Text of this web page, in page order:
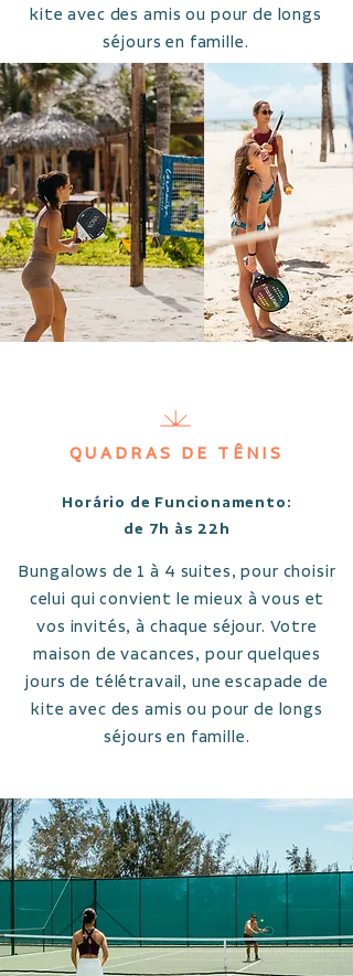
kite avec des amis ou pour de longs
séjours en famille.
QUADRAS DE TÊNIS
Horário de Funcionamento:
de 7h às 22h
Bungalows de 1 à 4 suites, pour choisir
celui qui convient le mieux à vous et
vos invités, à chaque séjour. Votre
maison de vacances, pour quelques
jours de télétravail, une escapade de
kite avec des amis ou pour de longs
séjours en famille.